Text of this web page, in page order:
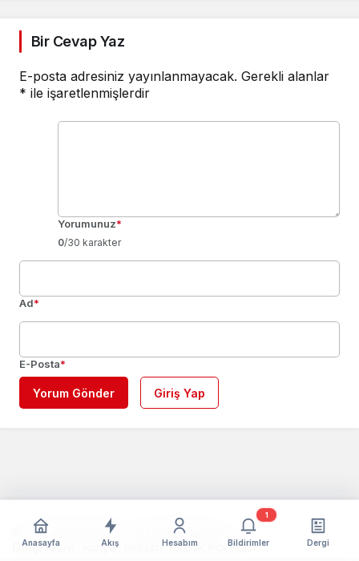
Bir Cevap Yaz
E-posta adresiniz yayınlanmayacak. Gerekli alanlar
* ile işaretlenmişlerdir
Yorumunuz*
0/30 karakter
Ad*
E-Posta*
Yorum Gönder Giriş Yap
Anasayfa Akış Hesabım Bildirimler
1
Dergi
© Telif Hakkı 2026, Tüm Hakları Saklıdır
Dergi Arşivi
Künye İletişim Gizlilik Politikası